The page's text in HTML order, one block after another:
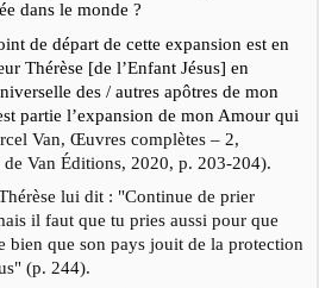
dans le monde ?
de départ de cette expansion est en
Thérèse [de l’Enfant Jésus] en
des / autres apôtres de mon
partie l’expansion de mon Amour qui
Van, Œuvres complètes – 2,
de Van Éditions, 2020, p. 203-204).
lui dit : "Continue de prier
il faut que tu pries aussi pour que
bien que son pays jouit de la protection
(p. 244).